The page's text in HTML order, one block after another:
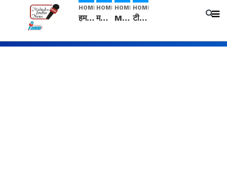
HOME
हम सनातनी..." सांसद kangana Ranaut से क्या बोली लड़की? Viral Jantar-Mantar | CJP protest
HOME
मनीषा हत्याकांड: हत्या, आत्महत्या या कोई बड़ा राज? | Full Story | Josh Haryana
HOME
Mangalsutra: हिंदू धर्म में शादी के बाद मंगलसूत्र क्यों पहनती है महिलाएं, किसने शुरु की ये परंपरा
HOME
टीम बीकेई ने एग्रीकल्चर ग्रेड की यूरिया खाद गट्टों में बदलकर टेक्निकल ग्रेड में बेचने वालों पर करवाई कार्रवाई: लखविंदर सिंह औलख